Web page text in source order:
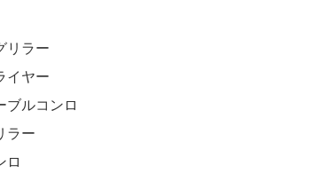
リラー
イヤー
ブルコンロ
ラー
ロ